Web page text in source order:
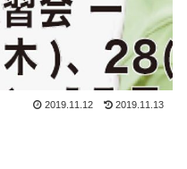
2019.11.12 2019.11.13